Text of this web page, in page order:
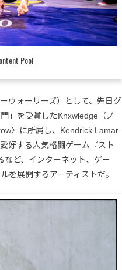
Pool
ウォーリーズ）として、先日グ
」を受賞したKnxwledge（ノ
〉に所属し、Kendrick Lamar
好する人気格闘ゲーム『スト
など、インターネット、ゲー
を展開するアーティストだ。